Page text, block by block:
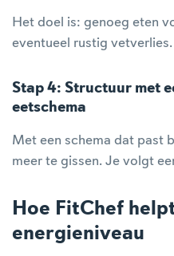
Het doel is: genoeg eten
eventueel rustig vetverlies.
Stap 4: Structuur met
eetschema
Met een schema dat past
meer te gissen. Je volgt
Hoe FitChef
energieniveau